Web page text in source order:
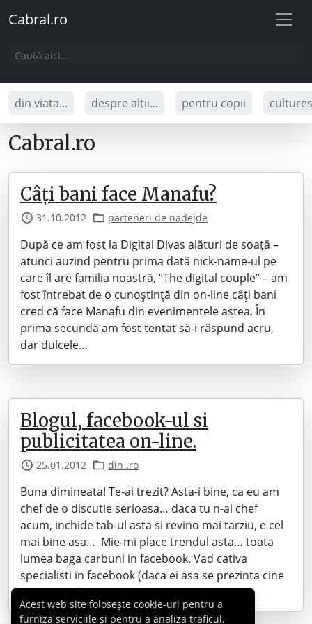
Cabral.ro
din viata... despre altii... pentru copii
Cabral.ro
Câți bani face Manafu?
31.10.2012 parteneri de nadejde
După ce am fost la Digital Divas alături de soață –
atunci auzind pentru prima dată nick-name-ul pe
care îl are familia noastră, ”The digital couple” – am
fost întrebat de o cunoștință din on-line câți bani
cred că face Manafu din evenimentele astea. În
prima secundă am fost tentat să-i răspund acru,
dar dulcele…
Blogul, facebook-ul si
publicitatea on-line.
25.01.2012 din .ro
Buna dimineata! Te-ai trezit? Asta-i bine, ca eu am
chef de o discutie serioasa… daca tu n-ai chef
acum, inchide tab-ul asta si revino mai tarziu, e cel
mai bine asa… Mie-mi place trendul asta… toata
lumea baga carbuni in facebook. Vad cativa
specialisti in facebook (daca ei asa se prezinta cine
sunt eu sa-i…
Acest web site folosește cookie-uri pentru a
furniza serviciile și pentru a analiza traficul,